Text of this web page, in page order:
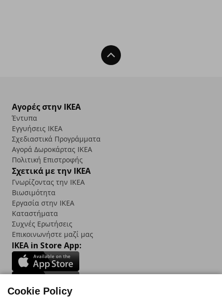
Back To Top
Αγορές στην IKEA
Έντυπα
Εγγυήσεις IKEA
Σχεδιαστικά Προγράμματα
Αγορά Δωρoκάρτας IKEA
Πολιτική Επιστροφής
Σχετικά με την IKEA
Γνωρίζοντας την IKEA
Βιωσιμότητα
Εργασία στην IKEA
Καταστήματα
Συχνές Ερωτήσεις
Επικοινωνήστε μαζί μας
IKEA in Store App:
Cookie Policy